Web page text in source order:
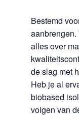
Bestemd
alles over
de slag met
Heb je al
biobased
volgen van